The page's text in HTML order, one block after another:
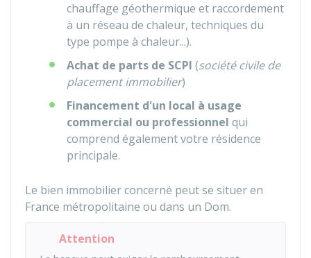
chauffage géothermique et raccordement
à un réseau de chaleur, techniques du
type pompe à chaleur...).
Achat de parts de SCPI (société civile de
placement immobilier)
Financement d'un local à usage
commercial ou professionnel qui
comprend également votre résidence
principale.
Le bien immobilier concerné peut se situer en
France métropolitaine ou dans un Dom.
Attention